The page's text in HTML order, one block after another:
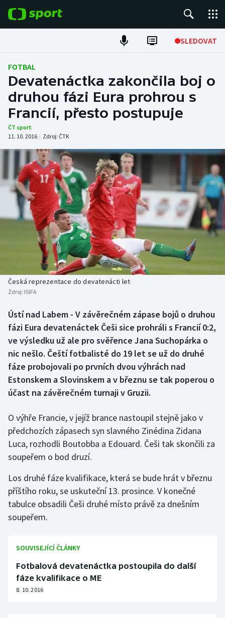
SLEDOVAT
Fotbal
Hokej
Tenis
Atletika
Cyklistika
DALŠÍ SPORTY
Americký fotbal
Baseball a softbal
Basketbal
Biatlon
Box
Curling
Dostihy
Futsal
Golf
Gymnastika
Házená
Jezdectví
Judo
Krasobruslení
Lezení
NEPŘEHLÉDNĚTE
Soutěže
Historické návraty
Aplikace ČT sport
FOTBAL
Devatenáctka zakončila boj o
druhou fázi Eura prohrou s
Francií, přesto postupuje
ČT sport
11. 10. 2016 | Zdroj: ČTK
Česká reprezentace do devatenácti let
Zdroj: ISIFA
Ústí nad Labem - V závěrečném zápase bojů o druhou
fázi Eura devatenáctek Češi sice prohráli s Francií 0:2,
ve výsledku už ale pro svěřence Jana Suchopárka o
nic nešlo. Čeští fotbalisté do 19 let se už do druhé
fáze probojovali po prvních dvou výhrách nad
Estonskem a Slovinskem a v březnu se tak poperou o
účast na závěrečném turnaji v Gruzii.
O výhře Francie, v jejíž brance nastoupil stejně jako v
předchozích zápasech syn slavného Zinédina Zidana
Luca, rozhodli Boutobba a Edouard. Češi tak skončili za
soupeřem o bod druzí.
Los druhé fáze kvalifikace, která se bude hrát v březnu
příštího roku, se uskuteční 13. prosince. V konečné
tabulce obsadili Češi druhé místo právě za dnešním
soupeřem.
SOUVISEJÍCÍ ČLÁNKY
Fotbalová devatenáctka postoupila do další
fáze kvalifikace o ME
8. 10. 2016